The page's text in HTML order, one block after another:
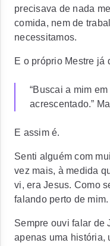
precisava de nada
comida, nem de
necessitamos.
E o próprio Mestre já
“Buscai a mim
acrescentado.”
E assim é.
Senti alguém com
vez mais, à medida
vi, era Jesus. Como
falando perto de mim.
Sempre ouvi falar de
apenas uma história,